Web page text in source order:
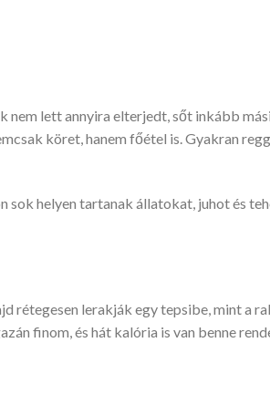
nem lett annyira elterjedt, sőt inkább
köret, hanem főétel is. Gyakran
helyen tartanak állatokat, juhot és
rétegesen lerakják egy tepsibe, mint a
finom, és hát kalória is van benne